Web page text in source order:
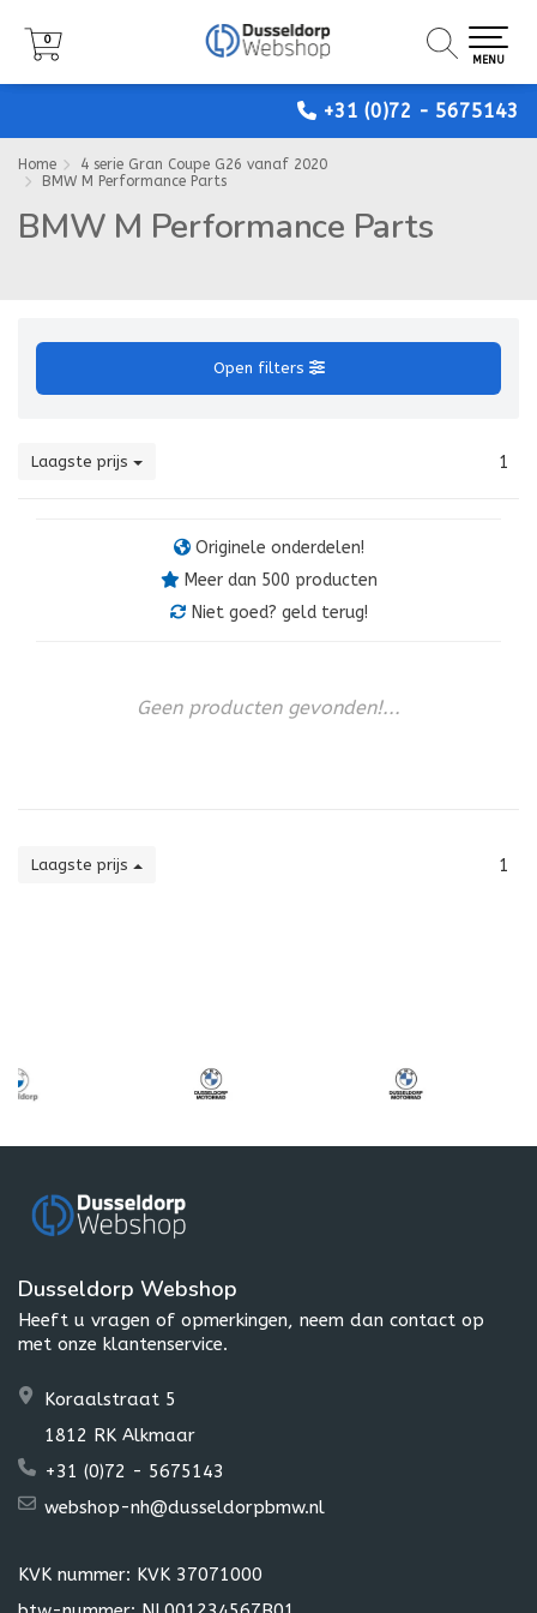
+31 (0)72 - 5675143
0
MENU
0
MENU
0
MENU
Home
4 serie Gran Coupe G26 vanaf 2020
BMW M Performance Parts
BMW M Performance Parts
Open filters
Laagste prijs 1
Originele onderdelen!
Meer dan 500 producten
Niet goed? geld terug!
Geen producten gevonden!...
Laagste prijs 1
Dusseldorp Webshop
Heeft u vragen of opmerkingen, neem dan contact op
met onze klantenservice.
Koraalstraat 5
1812 RK Alkmaar
+31 (0)72 - 5675143
webshop-nh@dusseldorpbmw.nl
KVK nummer: KVK 37071000